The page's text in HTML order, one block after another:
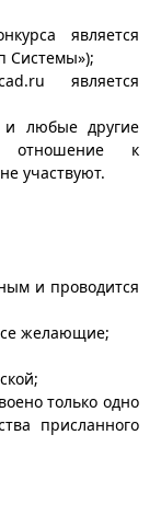
является
Системы»);
является
и любые другие
отношение к
участвуют.
и проводится
желающие;
только одно
присланного